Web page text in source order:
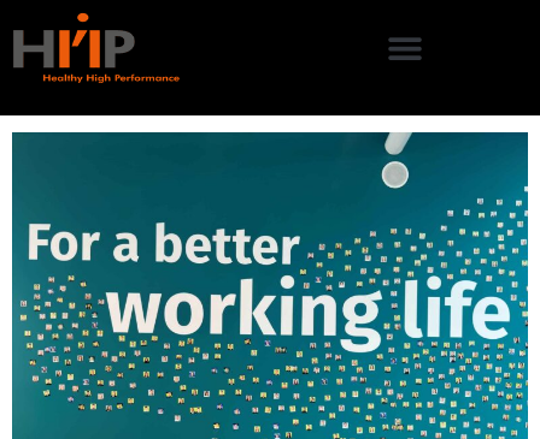
SCHLAGWORT: HAMBURG
NWX23